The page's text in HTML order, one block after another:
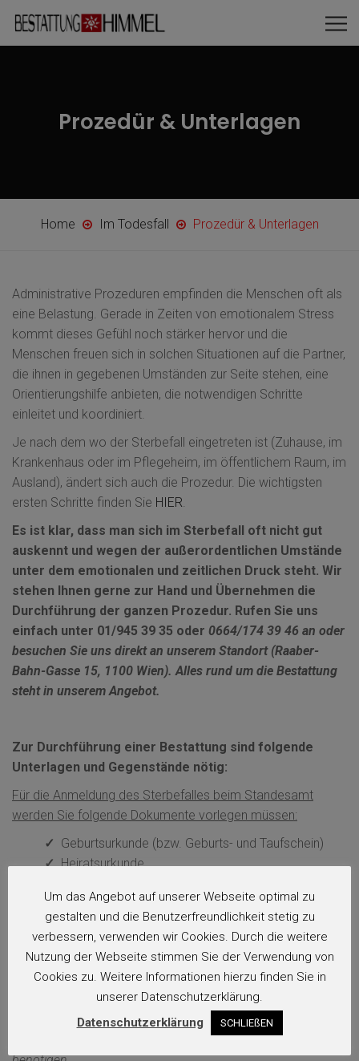
Prozedür & Unterlagen
Home Im Todesfall Prozedür & Unterlagen
Administrative Prozeduren empfinden die Menschen oft als
eine Belastung. Gerade in Zeiten von emotionalem Stress
kommt dieses Gefühl noch stärker hervor und die
Menschen freuen sich in solchen Situationen auf die Partner,
die ihnen in gegebenen Umständen zur Seite stehen, eine
Orientierungshilfe anbieten, die notwendigen Schritte
einleitet und koordiniert.
Je nach dem wo der Sterbefall eingetreten ist (Zuhause, im
Krankenhaus oder im Pflegeheim, im öffentlichem Raum, im
Ausland), ändert sich auch die Prozedur. Die wichtigsten
ersten Schritte finden Sie HIER.
Es ist klar, dass man sich im Sterbefall oft nicht gut
auskennt und wegen der außerordentlichen Umstände
unter dem emotionalen und zeitlichen Druck steht. Wir
stehen Ihnen gerne zur Hand und Übernehmen die
Durchführung der ganzen Prozedur. Rufen Sie uns
einfach unter 01/945 39 35 oder 0664/174 39 46 an oder
besuchen Sie uns direkt an unserem Standort (Raaber-
Bahn-Gasse 15, 1100 Wien). Alles rund um die Bestattung
steht in unserem Angebot.
Zur Durchführung einer Bestattung sind folgende
Unterlagen und Gegenstände nötig:
Für die Anmeldung des Sterbefalles beim Standesamt
werden Sie folgende Dokumente vorlegen müssen:
✓ Geburtsurkunde (bzw. Geburts- und Taufschein)
✓Heiratsurkunde
✓ Nachweis der Staatsbürgerschaft (gültiger
Reisepass) bei ausländischen Staatsbürgern
✓Meldezettel
✓ Sterbeurkunde des verstorbenen Ehepartners
✓Nachweis des akademischen Grades
Für die Parten und Aufbewahrung werden Sie auch ein Foto
Um das Angebot auf unserer Webseite optimal zu
gestalten und die Benutzerfreundlichkeit stetig zu
verbessern, verwenden wir Cookies. Durch die weitere
Nutzung der Webseite stimmen Sie der Verwendung von
Cookies zu. Weitere Informationen hierzu finden Sie in
unserer Datenschutzerklärung.
Datenschutzerklärung
SCHLIEßEN